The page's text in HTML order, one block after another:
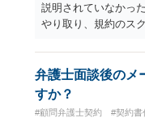
説明されていなかっ
やり取り、規約のス
弁護士面談後のメ
すか？
#顧問弁護士契約 #契約書